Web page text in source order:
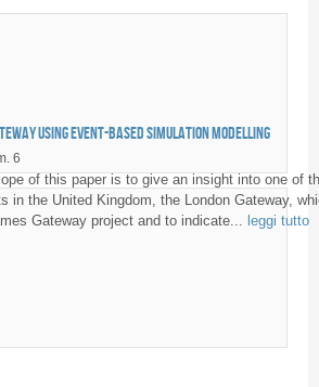
using event-based simulation modelling
6
of this paper is to give an insight into one of
in the United Kingdom, the London Gateway,
Gateway project and to indicate... leggi tutto